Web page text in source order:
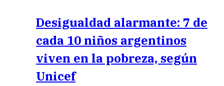
Desigualdad alarmante: 7 de
cada 10 niños argentinos
viven en la pobreza, según
Unicef